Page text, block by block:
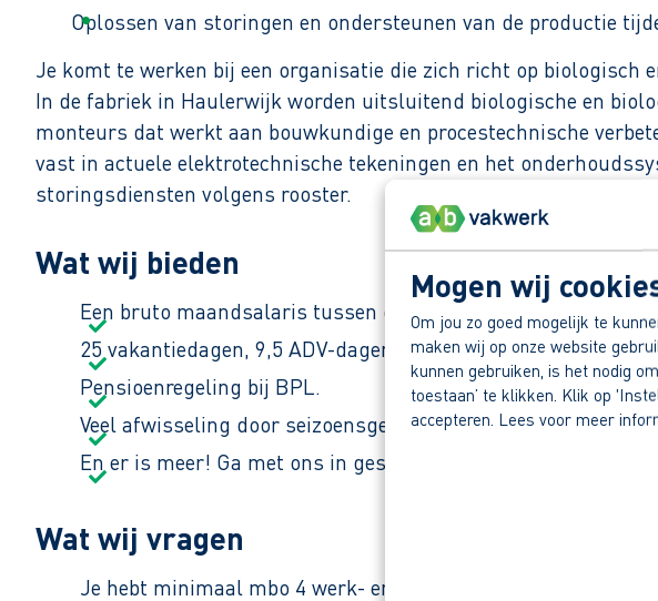
Mogen wij
Om jou zo goed mogelijk te
maken wij op onze website
kunnen gebruiken, is het nodig
toestaan’ te klikken. Klik op
accepteren. Lees voor meer
Oplossen van storingen en ondersteunen van de productie
Je komt te werken bij een organisatie die zich richt op biologisch
In de fabriek in Haulerwijk worden uitsluitend biologische en
monteurs dat werkt aan bouwkundige en procestechnische
vast in actuele elektrotechnische tekeningen en het
storingsdiensten volgens rooster.
Wat wij bieden
Een bruto maandsalaris tussen de € 2.994,56 en € 4.350,71
25 vakantiedagen, 9,5 ADV-dagen en 8% vakantiegeld.
Pensioenregeling bij BPL.
Veel afwisseling door seizoensgebonden productie (geen dag
En er is meer! Ga met ons in gesprek en ontdek jouw
Wat wij vragen
Je hebt minimaal mbo 4 werk- en denkniveau, een